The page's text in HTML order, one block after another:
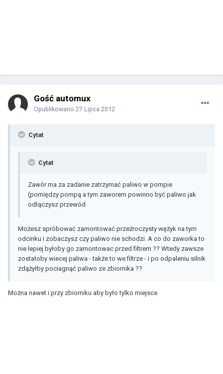
Gość automux
Opublikowano 27 Lipca 2012
Cytat
Cytat
Zawór ma za zadanie zatrzymać paliwo w pompie
(pomiędzy pompą a tym zaworem powinno być paliwo jak
odłączysz przewód
Możesz spróbować zamontować przeźroczysty wężyk na tym
odcinku i zobaczysz czy paliwo nie schodzi. A co do zaworka to
nie lepiej byłoby go zamontowac przed filtrem ?? Wtedy zawsze
zostałoby wiecej paliwa - także to we filtrze - i po odpaleniu silnik
zdążyłby pociagnąć paliwo ze zbiornika ??
Można nawet i przy zbiorniku aby było tylko miejsce.